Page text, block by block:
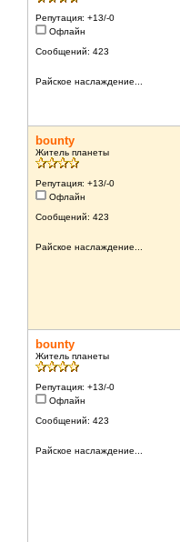
Репутация: +13/-0
Офлайн
Сообщений: 423
Райское наслаждение...
bounty
Житель планеты
Репутация: +13/-0
Офлайн
Сообщений: 423
Райское наслаждение...
bounty
Житель планеты
Репутация: +13/-0
Офлайн
Сообщений: 423
Райское наслаждение...